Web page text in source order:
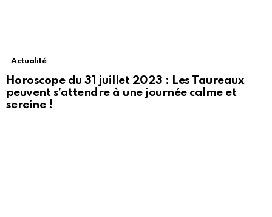
Actualité
Horoscope du 31 juillet 2023 : Les Taureaux
peuvent s’attendre à une journée calme et
sereine !